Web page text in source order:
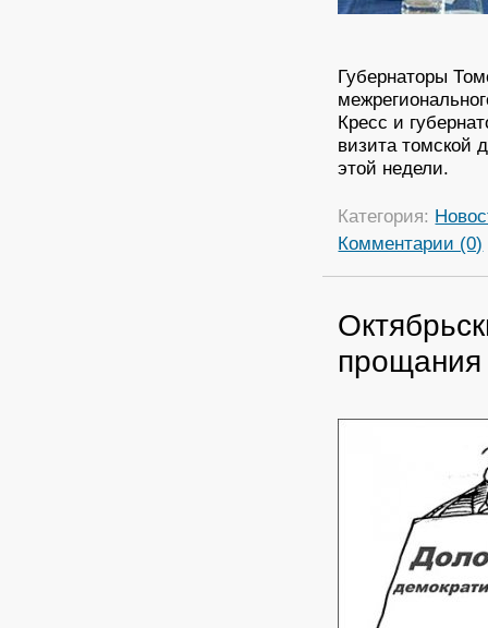
Губернаторы
Кресс и
визита томской
этой недели.
Категория:
Комментарии (0)
прощания